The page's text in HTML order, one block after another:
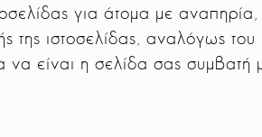
για άτομα με
της ιστοσελίδας, αναλόγως
να είναι η σελίδα σας